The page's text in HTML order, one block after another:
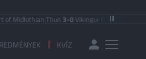
|Thun3-0Vikingur Reykjavik PAOK
KVÍZ